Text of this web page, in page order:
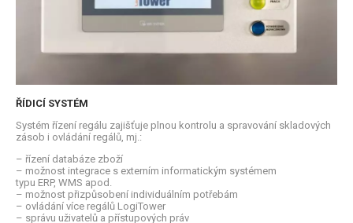
ŘÍDICÍ SYSTÉM
Systém řízení regálu zajišťuje plnou kontrolu a spravování skladových
zásob i ovládání regálů, mj.:
– řízení databáze zboží
– možnost integrace s externím informatickým systémem
typu ERP, WMS apod.
– možnost přizpůsobení individuálním potřebám
– ovládání více regálů LogiTower
– správu uživatelů a přístupových práv